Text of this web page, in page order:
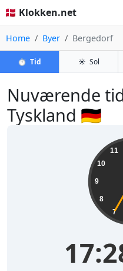
🇩🇰 Klokken.net
Home Byer Bergedorf
⏱️ Tid ☀️ Sol
Nuværende
Tyskland 🇩🇪
7
8
9
10
11